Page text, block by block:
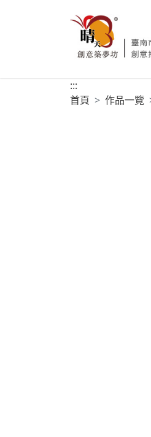
:::
首頁
作品一覽